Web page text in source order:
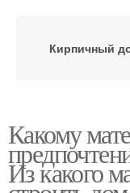
Кирпичный
Дом из
Какому
Из какого